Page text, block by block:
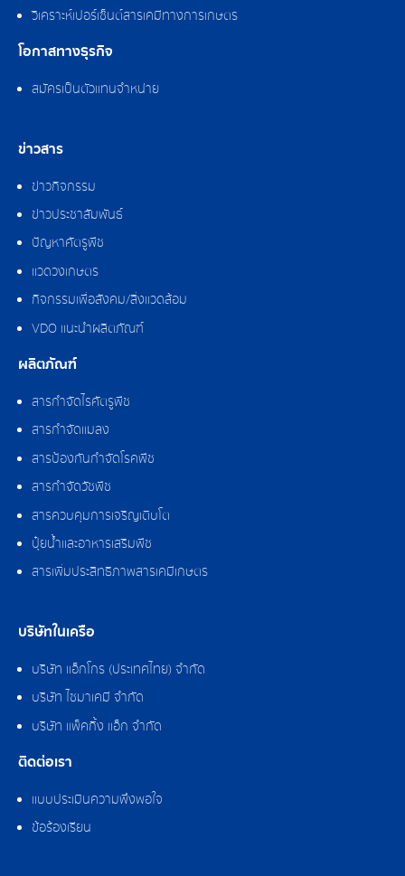
วิเคราะห์เปอร์เซ็นต์สารเคมีทางการเกษตร
โอกาสทางธุรกิจ
สมัครเป็นตัวแทนจำหน่าย
ข่าวสาร
ข่าวกิจกรรม
ข่าวประชาสัมพันธ์
ปัญหาศัตรูพืช
แวดวงเกษตร
กิจกรรมเพื่อสังคม/สิ่งแวดล้อม
VDO แนะนำผลิตภัณฑ์
ผลิตภัณฑ์
สารกำจัดไรศัตรูพืช
สารกำจัดแมลง
สารป้องกันกำจัดโรคพืช
สารกำจัดวัชพืช
สารควบคุมการเจริญเติบโต
ปุ๋ยน้ำและอาหารเสริมพืช
สารเพิ่มประสิทธิภาพสารเคมีเกษตร
บริษัทในเครือ
บริษัท แอ็กโกร (ประเทศไทย) จำกัด
บริษัท ไซมาเคมี จำกัด
บริษัท แพ็คกิ้ง แอ็ก จำกัด
ติดต่อเรา
แบบประเมินความพึงพอใจ
ข้อร้องเรียน